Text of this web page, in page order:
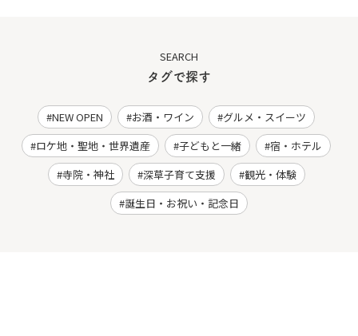
SEARCH
タグで探す
NEW OPEN お酒・ワイン
グルメ・スイーツ
ロケ地・聖地・世界遺産
子どもと一緒
宿・ホテル
寺院・神社
深草子育て支援
観光・体験
誕生日・お祝い・記念日